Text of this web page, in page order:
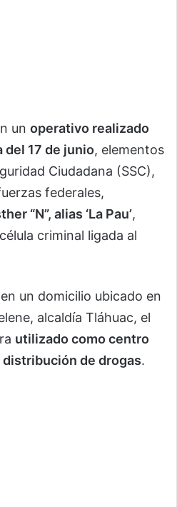
un operativo realizado
del 17 de junio, elementos
Ciudadana (SSC),
federales,
“N”, alias ‘La Pau’,
criminal ligada al
un domicilio ubicado en
alcaldía Tláhuac, el
utilizado como centro
de drogas.